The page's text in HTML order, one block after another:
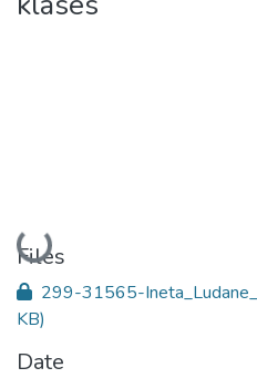
Loading...
Files
299-31565-
KB)
Date